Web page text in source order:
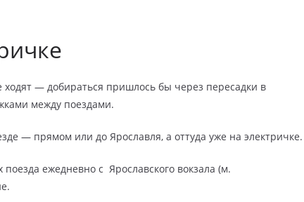
— добираться пришлось бы через пересадки в
между поездами.
— прямом или до Ярославля, а оттуда уже на электричке.
ежедневно с Ярославского вокзала (м.